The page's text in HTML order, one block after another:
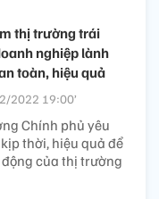
thị trường trái
nghiệp lành
toàn, hiệu quả
2022 19:00’
Chính phủ yêu
thời, hiệu quả để
của thị trường